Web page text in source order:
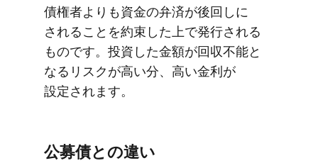
債権者よりも​資金の​弁済が​後回しに​
される​ことを​約束した上で​発行される​
ものです。​投資した​金額が​回収不能と​
なる​リスクが​高い分、​高い​金利が​
設定されます。
公募債との​違い